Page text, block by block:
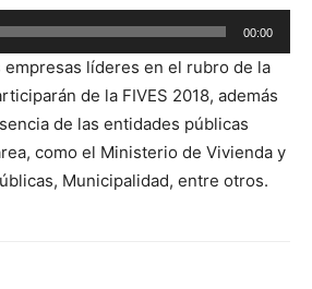
00:00
empresas líderes en el rubro de la
de la FIVES 2018, además
de las entidades públicas
como el Ministerio de Vivienda y
Municipalidad, entre otros.